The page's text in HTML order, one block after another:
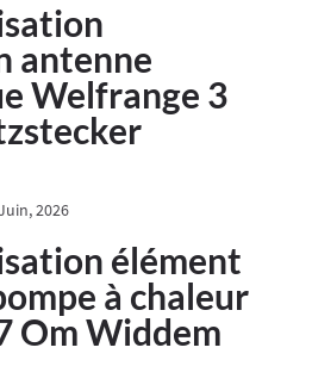
antenne
Welfrange 3
2026
élément
à chaleur
Om Widdem